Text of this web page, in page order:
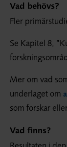
Vad behövs?
Fler
Se Kapitel 8,
Mer om vad
underlaget om
som forskar
Vad finns?